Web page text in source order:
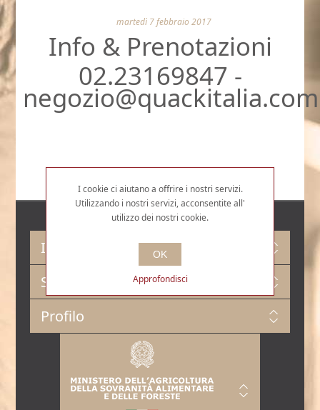
martedì 7 febbraio 2017
Info & Prenotazioni
02.23169847 -
negozio@quackitalia.com
Informazioni
Servizio Clienti
Profilo
I cookie ci aiutano a offrire i nostri servizi.
Utilizzando i nostri servizi, acconsentite all'
utilizzo dei nostri cookie.
OK
Approfondisci